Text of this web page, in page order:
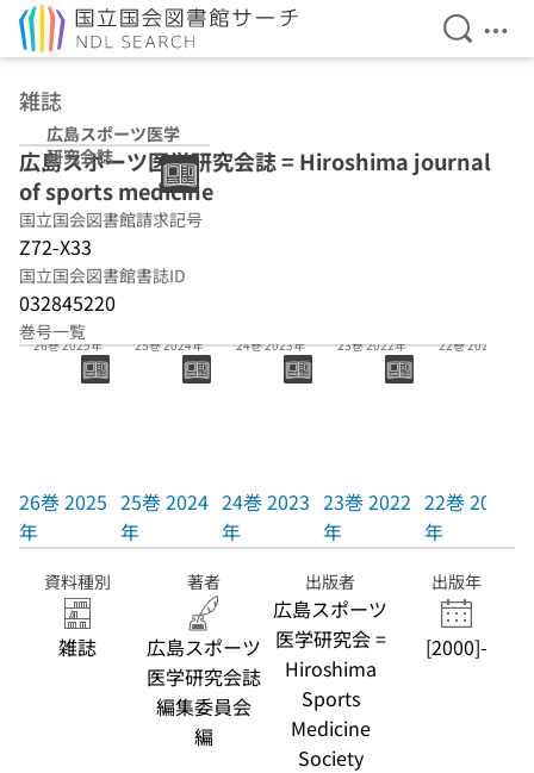
検索を
メ
雑誌
広島スポーツ医学
研究会誌
広島スポーツ医学研究会誌 = Hiroshima journal
of sports medicine
国立国会図書館請求記号
Z72-X33
国立国会図書館書誌ID
032845220
巻号一覧
26巻 2025年
26巻 2025
年
25巻 2024年
25巻 2024
年
24巻 2023年
24巻 2023
年
23巻 2022年
23巻 2022
年
22巻 2021年
22巻 2021
年
資料種別
雑誌
著者
広島スポーツ
医学研究会誌
編集委員会
編
出版者
広島スポーツ
医学研究会 =
Hiroshima
Sports
Medicine
Society
出版年
[2000]-